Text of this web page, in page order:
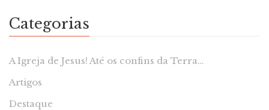
Categorias
A Igreja de Jesus! Até os confins da Terra…
Artigos
Destaque